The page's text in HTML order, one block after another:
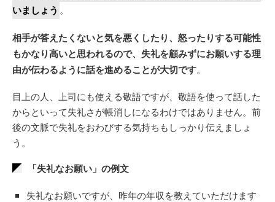
いましょう 。
相手が答えたくないと気を悪くしたり、怒ったりする可能性
もかなり高いと思われるので、失礼を顧みずにお願いする理
由が伝わるように話を進めることが大切です。
目上の人、上司にも使える敬語ですが、敬語を使って話した
からといって失礼さが帳消しになるわけではありません。前
後の文脈で失礼をおわびする気持ちもしっかり伝えましょ
う。
「失礼なお願い」の例文
失礼なお願いですが、昨年の年収を教えていただけます